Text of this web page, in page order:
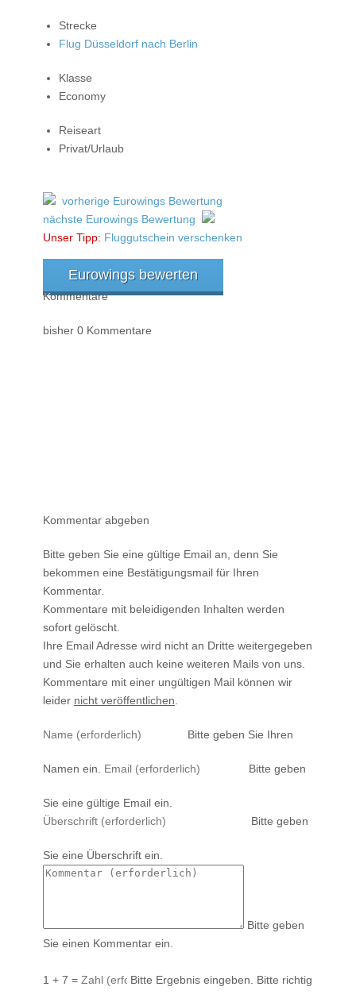
Strecke
Flug Düsseldorf nach Berlin
Klasse
Economy
Reiseart
Privat/Urlaub
vorherige Eurowings Bewertung
nächste Eurowings Bewertung
Unser Tipp: Fluggutschein verschenken
Eurowings bewerten
Kommentare
bisher 0 Kommentare
Kommentar abgeben
Bitte geben Sie eine gültige Email an, denn Sie
bekommen eine Bestätigungsmail für Ihren
Kommentar.
Kommentare mit beleidigenden Inhalten werden
sofort gelöscht.
Ihre Email Adresse wird nicht an Dritte weitergegeben
und Sie erhalten auch keine weiteren Mails von uns.
Kommentare mit einer ungültigen Mail können wir
leider nicht veröffentlichen
Bitte geben Sie Ihren
Namen ein. Bitte geben
Sie eine gültige Email ein.
Bitte geben
Sie eine Überschrift ein.
Bitte geben
Sie einen Kommentar ein.
1 + 7 = Bitte Ergebnis eingeben. Bitte richtig